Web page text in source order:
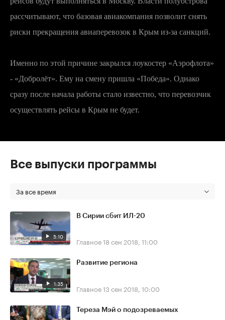
рассчитывают, что базовая авиакомпания позволит снять
риски прекращения авиаперевозок в Крым из-за санкций.
Именно по этой причине закрылся лоукостер «Аэрофлота»
- «Добролёт». Ему на смену пришла «Победа». Однако
сразу после начала работы стало известно, что перевозчик
осуществлять рейсы в Крым не будет.
Все выпуски программы
За все время
5:10
В Сирии сбит ИЛ-20
Главное18 сен 2018, 11:00
1:35
Развитие региона
Главное13 сен 2018, 10:00
Тереза Мэй о подозреваемых